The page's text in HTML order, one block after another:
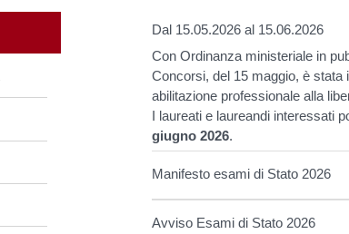
Dal 15.05.2026 al 15.06.2026
Con Ordinanza ministeriale in
Concorsi, del 15 maggio, è stata
abilitazione professionale alla
I laureati e laureandi interessati
giugno 2026.
Manifesto esami di Stato 2026
Avviso Esami di Stato 2026